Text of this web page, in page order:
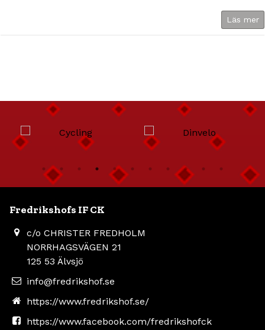
Läs mer
Fredrikshofs IF CK
c/o CHRISTER FREDHOLM
NORRHAGSVÄGEN 21
125 53 Älvsjö
info@fredrikshof.se
https://www.fredrikshof.se/
https://www.facebook.com/fredrikshofck